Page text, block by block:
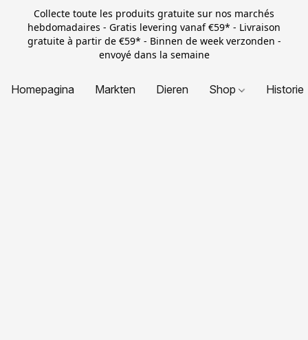
Collecte toute les produits gratuite sur nos marchés
hebdomadaires - Gratis levering vanaf €59* - Livraison
gratuite à partir de €59* - Binnen de week verzonden -
envoyé dans la semaine
Homepagina Markten Dieren Shop Historie